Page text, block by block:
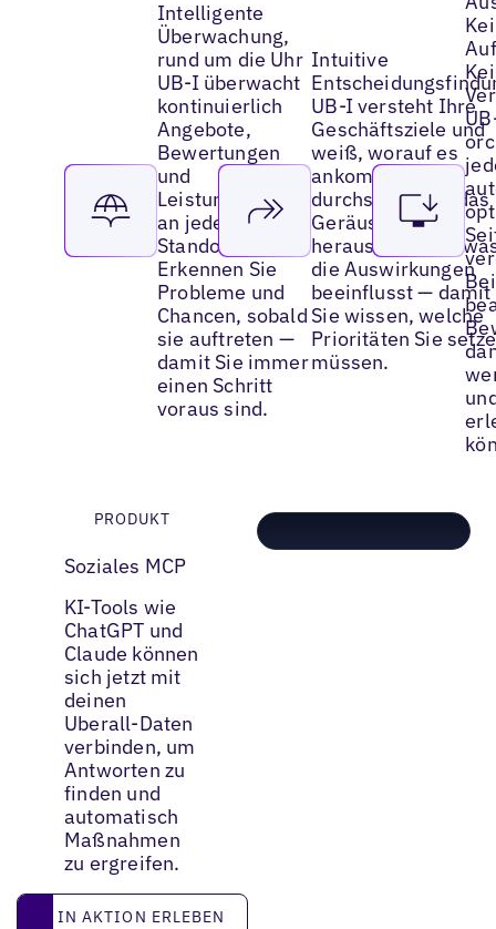
Intelligente
Überwachung,
rund um die Uhr
UB-I überwacht
kontinuierlich
Angebote,
Bewertungen
und
Leistungssignale
an jedem
Standort.
Erkennen Sie
Probleme und
Chancen, sobald
sie auftreten —
damit Sie immer
einen Schritt
voraus sind.
Intuitive
UB-I versteht Ihre
Geschäftsziele und
weiß, worauf es
ankommt. Es
durchschneidet das
Geräusch, um
herauszufinden,
die Auswirkungen
beeinflusst — damit
Sie wissen, welche
Prioritäten Sie
müssen.
PRODUKT
Soziales MCP
KI-Tools wie
ChatGPT und
Claude können
sich jetzt mit
deinen
Uberall-Daten
verbinden, um
Antworten zu
finden und
automatisch
Maßnahmen
zu ergreifen.
IN AKTION ERLEBEN
IN AKTION ERLEBEN